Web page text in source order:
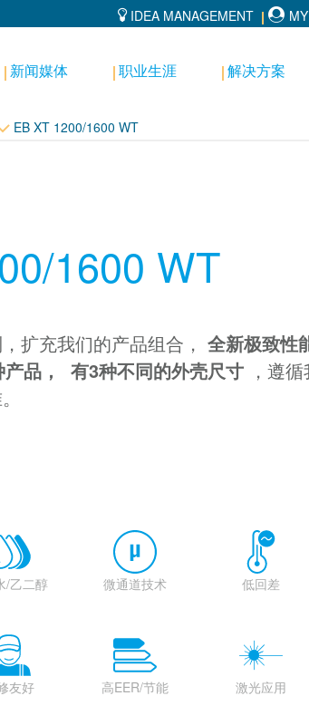
IDEA MANAGEMENT
新闻媒体 职业生涯 解决方案
EB XT 1200/1600 WT
1600 WT
扩充我们的产品组合， 全新极致性
品， 有3种不同的外壳尺寸，遵循
/乙二醇 微通道技术 低回差
友好 高EER/节能 激光应用